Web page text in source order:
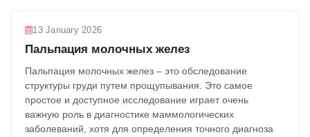
13 January 2026
Пальпация молочных желез
Пальпация молочных желез – это обследование
структуры груди путем прощупывания. Это самое
простое и доступное исследование играет очень
важную роль в диагностике маммологических
заболеваний, хотя для определения точного диагноза